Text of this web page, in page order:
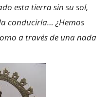
esta tierra sin su sol,
conducirla… ¿Hemos
a través de una nada